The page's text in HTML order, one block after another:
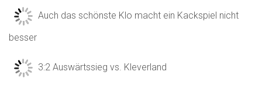
Auch das schönste Klo macht ein Kackspiel nicht
besser
3:2 Auswärtssieg vs. Kleverland